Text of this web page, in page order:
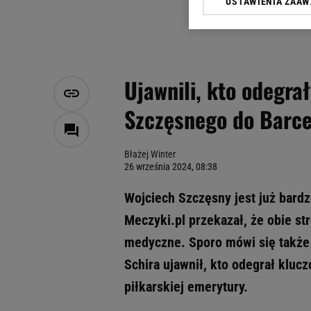
Ujawnili, kto
Szczęsnego do
Błażej Winter
26 września 2024, 08:38
Wojciech Szczęsny jest już
Meczyki.pl przekazał, że obie
medyczne. Sporo mówi się
Schira ujawnił, kto odegrał
piłkarskiej emerytury.
Klikając „Akceptuję”
Zaufanych Partnerów i
My, nasi Zaufani
Użycie dokładnych
Przechowywanie